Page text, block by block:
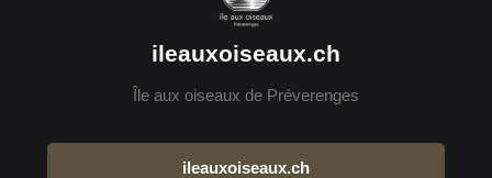
ileauxoiseaux.ch
Île aux oiseaux de Préverenges
ileauxoiseaux.ch